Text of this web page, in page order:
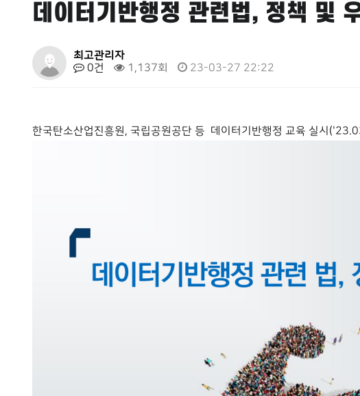
데이터기반행정 관련법, 정책 및
최고관리자
0건
1,137회 23-03-27 22:22
본문
한국탄소산업진흥원, 국립공원공단 등 데이터기반행정 교육 실시